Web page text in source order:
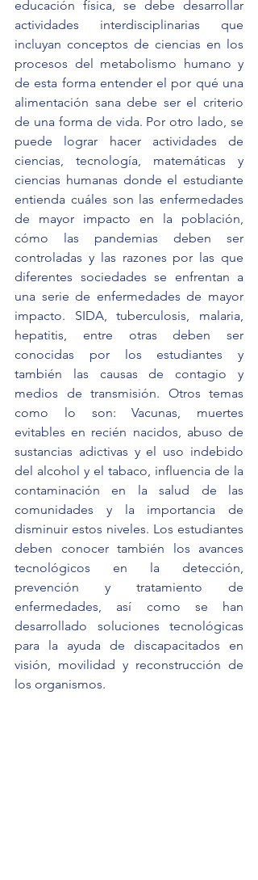
educación física, se debe desarrollar
actividades interdisciplinarias que
incluyan conceptos de ciencias en los
procesos del metabolismo humano y
de esta forma entender el por qué una
alimentación sana debe ser el criterio
de una forma de vida. Por otro lado, se
puede lograr hacer actividades de
ciencias, tecnología, matemáticas y
ciencias humanas donde el estudiante
entienda cuáles son las enfermedades
de mayor impacto en la población,
cómo las pandemias deben ser
controladas y las razones por las que
diferentes sociedades se enfrentan a
una serie de enfermedades de mayor
impacto. SIDA, tuberculosis, malaria,
hepatitis, entre otras deben ser
conocidas por los estudiantes y
también las causas de contagio y
medios de transmisión. Otros temas
como lo son: Vacunas, muertes
evitables en recién nacidos, abuso de
sustancias adictivas y el uso indebido
del alcohol y el tabaco, influencia de la
contaminación en la salud de las
comunidades y la importancia de
disminuir estos niveles. Los estudiantes
deben conocer también los avances
tecnológicos en la detección,
prevención y tratamiento de
enfermedades, así como se han
desarrollado soluciones tecnológicas
para la ayuda de discapacitados en
visión, movilidad y reconstrucción de
los organismos.